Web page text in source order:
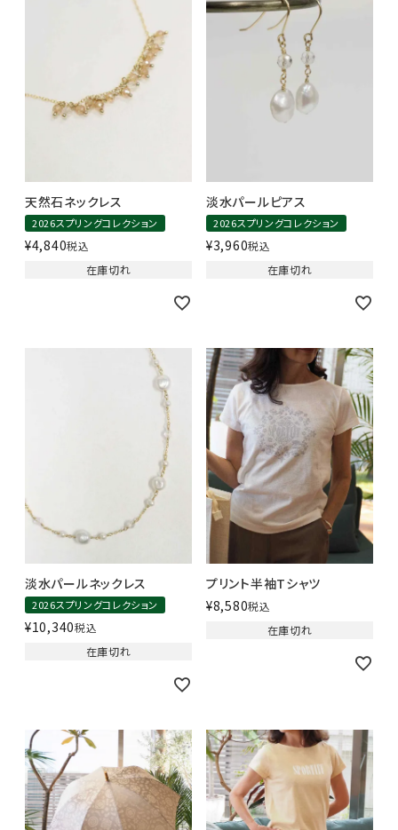
天然石ネックレス
2026スプリングコレクション
¥4,840税込
在庫切れ
淡水パールピアス
2026スプリングコレクション
¥3,960税込
在庫切れ
淡水パールネックレス
2026スプリングコレクション
¥10,340税込
在庫切れ
プリント半袖Tシャツ
¥8,580税込
在庫切れ